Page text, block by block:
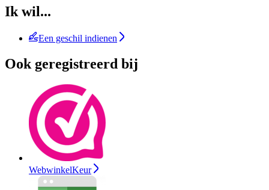
Ik wil...
Een geschil indienen
Ook geregistreerd bij
WebwinkelKeur